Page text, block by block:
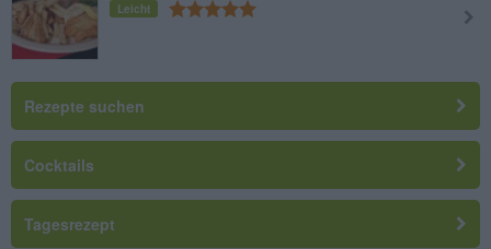
Leicht
Rezepte suchen
Cocktails
Tagesrezept